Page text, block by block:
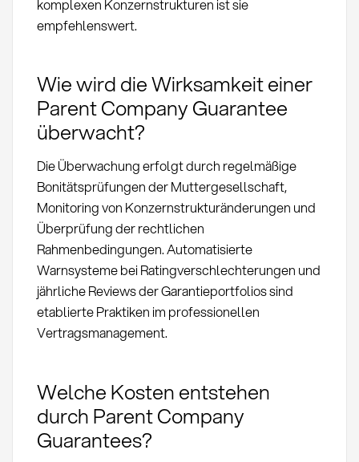
komplexen Konzernstrukturen ist sie
empfehlenswert.
Wie wird die Wirksamkeit einer
Parent Company Guarantee
überwacht?
Die Überwachung erfolgt durch regelmäßige
Bonitätsprüfungen der Muttergesellschaft,
Monitoring von Konzernstrukturänderungen und
Überprüfung der rechtlichen
Rahmenbedingungen. Automatisierte
Warnsysteme bei Ratingverschlechterungen und
jährliche Reviews der Garantieportfolios sind
etablierte Praktiken im professionellen
Vertragsmanagement.
Welche Kosten entstehen
durch Parent Company
Guarantees?